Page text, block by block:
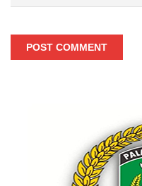
POST COMMENT